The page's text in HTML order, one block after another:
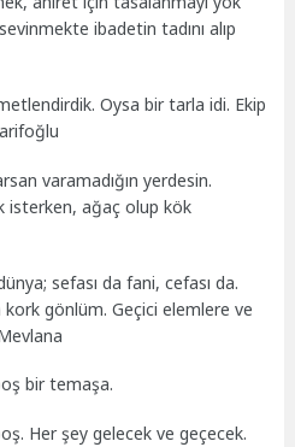
ibadetin tadını alıp
Oysa bir tarla idi. Ekip
varamadığın yerdesin.
isterken, ağaç olup kök
sefası da fani, cefası da.
gönlüm. Geçici elemlere ve
bir temaşa.
Her şey gelecek ve geçecek.